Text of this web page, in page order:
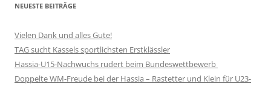
NEUESTE BEITRÄGE
Vielen Dank und alles Gute!
TAG sucht Kassels sportlichsten Erstklässler
Hassia-U15-Nachwuchs rudert beim Bundeswettbewerb
Doppelte WM-Freude bei der Hassia – Rastetter und Klein für U23-